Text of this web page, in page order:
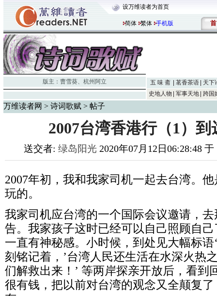
设万维读者为首页
简体 繁体 手机版 首
版主： 曹雪葵、 杭州阿立 五 味 斋 茗香茶语
天下
史地人物
军事天地 跨国
万维读者网 > 诗词歌赋 > 帖子
2007台湾香港行（1）
送交者: 绿岛阳光 2020年07月12日06:28:48
2007年初，我和我家司机一起去台湾。
玩的。
我家司机应台湾的一个国际会议邀请，
告。我家孩子这时已经可以自己照顾自
一直有神秘感。小时候，到处见大幅标语
刻铭记着， ’台湾人民还生活在水深火热
们解救出来！ ’ 等两岸探亲开放后，看到
很有钱，把以前对台湾的观念又全颠复